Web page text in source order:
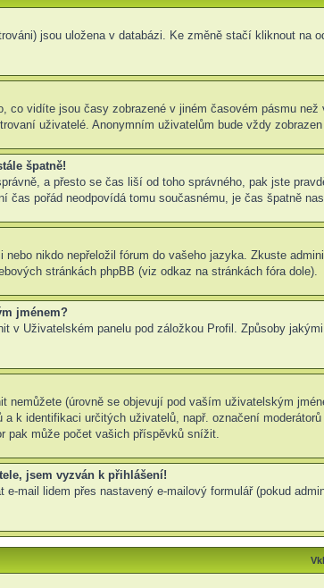
jsou uložena v databázi. Ke změně stačí kliknout na
co vidíte jsou časy zobrazené v jiném časovém pásmu
uživatelé. Anonymním uživatelům bude vždy
špatně!
a přesto se čas liší od toho správného, pak jste
čas pořád neodpovídá tomu současnému, je čas špatně
nikdo nepřeložil fórum do vašeho jazyka. Zkuste
stránkách phpBB (viz odkaz na stránkách fóra dole).
jménem?
v Uživatelském panelu pod záložkou Profil. Způsoby
nemůžete (úrovně se objevují pod vaším uživatelským
k identifikaci určitých uživatelů, např. označení
pak může počet vašich příspěvků snížit.
jsem vyzván k přihlášení!
e-mail lidem přes nastavený e-mailový formulář (pokud